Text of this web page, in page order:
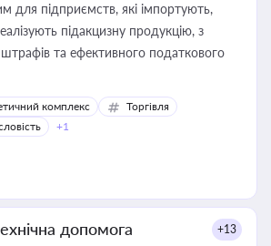
для підприємств, які імпортують,
підакцизну продукцію, з
та ефективного податкового
комплекс
Торгівля
+1
допомога +13